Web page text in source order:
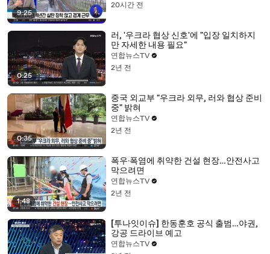
9:25
20시간 전
0:25
러, '우크라 협상 신호'에 "입장 일치하지
만 자세한 내용 필요"
연합뉴스TV
2년 전
0:35
중국 외교부 "우크라 외무, 러와 협상 준비
중" 밝혀
연합뉴스TV
2년 전
1:48
폭우·폭염에 취약한 건설 현장…안전사고
막으려면
연합뉴스TV
2년 전
[투나잇이슈] 한동훈호 공식 출범…야권,
강공 드라이브 예고
연합뉴스TV